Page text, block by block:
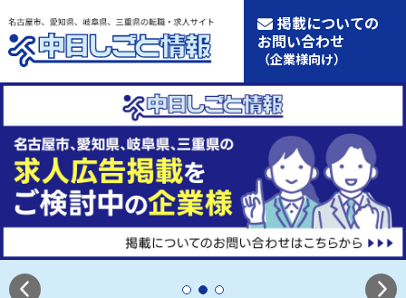
掲載についての
お問い合わせ
（企業様向け）